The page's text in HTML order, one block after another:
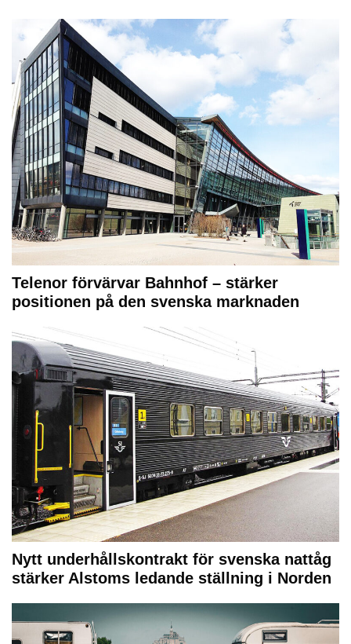
Telenor förvärvar Bahnhof – stärker
positionen på den svenska marknaden
Nytt underhållskontrakt för svenska nattåg
stärker Alstoms ledande ställning i Norden